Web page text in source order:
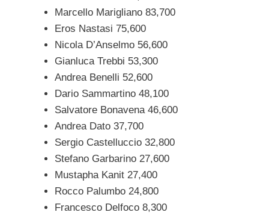
Marcello Marigliano 83,700
Eros Nastasi 75,600
Nicola D’Anselmo 56,600
Gianluca Trebbi 53,300
Andrea Benelli 52,600
Dario Sammartino 48,100
Salvatore Bonavena 46,600
Andrea Dato 37,700
Sergio Castelluccio 32,800
Stefano Garbarino 27,600
Mustapha Kanit 27,400
Rocco Palumbo 24,800
Francesco Delfoco 8,300